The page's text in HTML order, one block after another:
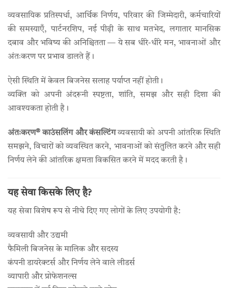
व्यवसायिक प्रतिस्पर्धा, आर्थिक निर्णय, परिवार की जिम्मेदारी, कर्मचारियों
की समस्याएँ, पार्टनरशिप, नई पीढ़ी के साथ मतभेद, लगातार मानसिक
दबाव और भविष्य की अनिश्चितता — ये सब धीरे-धीरे मन, भावनाओं और
अंतःकरण पर प्रभाव डालते हैं।
ऐसी स्थिति में केवल बिजनेस सलाह पर्याप्त नहीं होती।
व्यक्ति को अपनी अंदरूनी स्पष्टता, शांति, समझ और सही दिशा की
आवश्यकता होती है।
अंतःकरण® काउंसलिंग और कंसल्टिंगव्यवसायी को अपनी आंतरिक स्थिति
समझने, विचारों को व्यवस्थित करने, भावनाओं को संतुलित करने और सही
निर्णय लेने की आंतरिक क्षमता विकसित करने में मदद करती है।
यह सेवा किसके लिए है?
यह सेवा विशेष रूप से नीचे दिए गए लोगों के लिए उपयोगी है:
व्यवसायी और उद्यमी
फैमिली बिजनेस के मालिक और सदस्य
कंपनी डायरेक्टर्स और निर्णय लेने वाले लीडर्स
व्यापारी और प्रोफेशनल्स